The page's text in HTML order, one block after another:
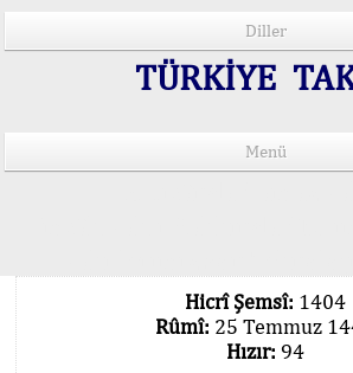
Diller
TÜRKİYE
Menü
Hicrî Şemsî: 1404
Rûmî: 25 Temmuz
Hızır: 94